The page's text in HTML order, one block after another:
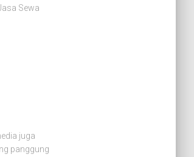
Sewa
juga
panggung